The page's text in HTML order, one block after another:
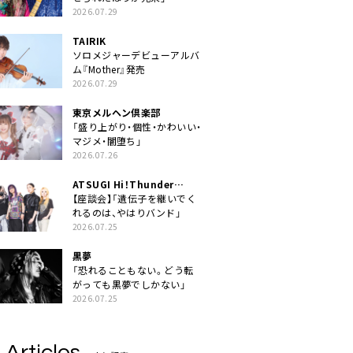
2026.07.29
TAIRIK
ソロメジャーデビューアルバ
ム『Mother』発売
2026.07.29
東京メルヘン倶楽部
「盛り上がり・個性・かわいい・
マジメ・闇堕ち」
2026.07.26
ATSUGI Hi！Thunder
Rock Festival
【座談会】「遺伝子を継いでく
れるのは、やはりバンド」
2026.07.25
黒夢
「恐れることもない。どう転
がっても黒夢でしかない」
2026.07.25